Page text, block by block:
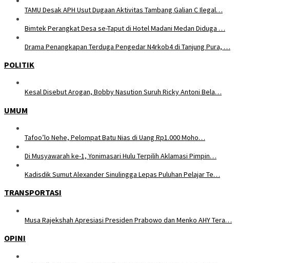
TAMU Desak APH Usut Dugaan Aktivitas Tambang Galian C Ilegal…
Bimtek Perangkat Desa se-Taput di Hotel Madani Medan Diduga …
Drama Penangkapan Terduga Pengedar N4rkob4 di Tanjung Pura, …
POLITIK
Kesal Disebut Arogan, Bobby Nasution Suruh Ricky Antoni Bela…
UMUM
Tafoo’lo Nehe, Pelompat Batu Nias di Uang Rp1.000 Moho…
Di Musyawarah ke-1, Yonimasari Hulu Terpilih Aklamasi Pimpin…
Kadisdik Sumut Alexander Sinulingga Lepas Puluhan Pelajar Te…
TRANSPORTASI
Musa Rajekshah Apresiasi Presiden Prabowo dan Menko AHY Tera…
OPINI